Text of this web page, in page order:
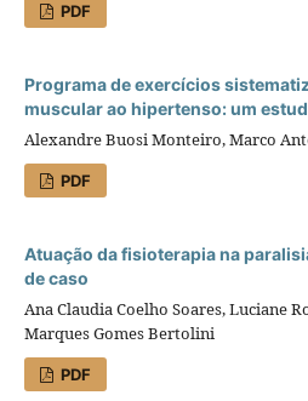
PDF
Programa de exercícios
muscular ao hipertenso: um
Alexandre Buosi Monteiro, Marco
PDF
Atuação da fisioterapia na
de caso
Ana Claudia Coelho Soares, Luciane
Marques Gomes Bertolini
PDF